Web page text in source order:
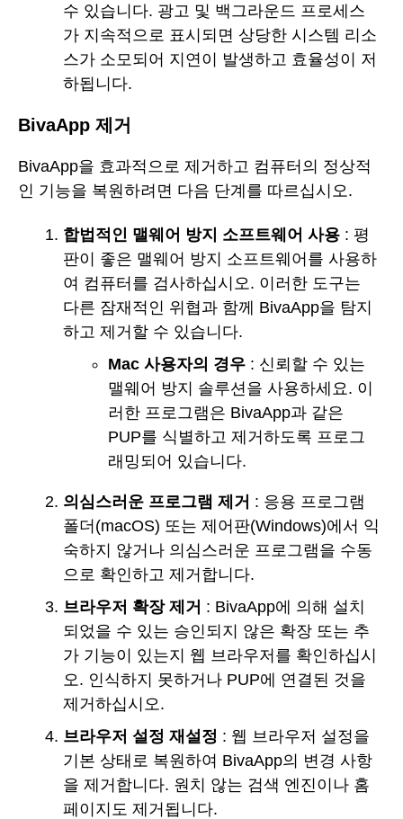
수 있습니다. 광고 및 백그라운드 프로세스
가 지속적으로 표시되면 상당한 시스템 리소
스가 소모되어 지연이 발생하고 효율성이 저
하됩니다.
BivaApp 제거
BivaApp을 효과적으로 제거하고 컴퓨터의 정상적
인 기능을 복원하려면 다음 단계를 따르십시오.
합법적인 맬웨어 방지 소프트웨어 사용 : 평
판이 좋은 맬웨어 방지 소프트웨어를 사용하
여 컴퓨터를 검사하십시오. 이러한 도구는
다른 잠재적인 위협과 함께 BivaApp을 탐지
하고 제거할 수 있습니다.
Mac 사용자의 경우 : 신뢰할 수 있는
맬웨어 방지 솔루션을 사용하세요. 이
러한 프로그램은 BivaApp과 같은
PUP를 식별하고 제거하도록 프로그
래밍되어 있습니다.
의심스러운 프로그램 제거 : 응용 프로그램
폴더(macOS) 또는 제어판(Windows)에서 익
숙하지 않거나 의심스러운 프로그램을 수동
으로 확인하고 제거합니다.
브라우저 확장 제거 : BivaApp에 의해 설치
되었을 수 있는 승인되지 않은 확장 또는 추
가 기능이 있는지 웹 브라우저를 확인하십시
오. 인식하지 못하거나 PUP에 연결된 것을
제거하십시오.
브라우저 설정 재설정 : 웹 브라우저 설정을
기본 상태로 복원하여 BivaApp의 변경 사항
을 제거합니다. 원치 않는 검색 엔진이나 홈
페이지도 제거됩니다.